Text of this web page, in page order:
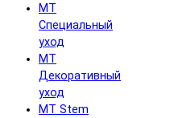
MT
Специальный
уход
MT
Декоративный
уход
MT Stem